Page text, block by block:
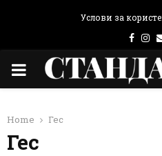
Услови за
PRIMARY
Home Гес
Гес